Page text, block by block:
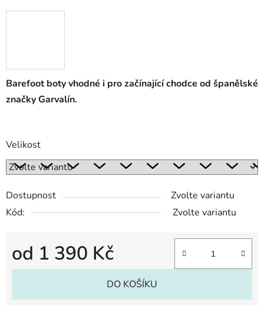
Barefoot boty vhodné i pro začínající chodce od španělské
značky Garvalín.
Velikost
Dostupnost
Zvolte variantu
Kód:
Zvolte variantu
od 1 390 Kč
Měrná cena:
DO KOŠÍKU